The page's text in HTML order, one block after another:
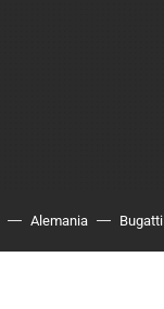
Alemania Bugatti